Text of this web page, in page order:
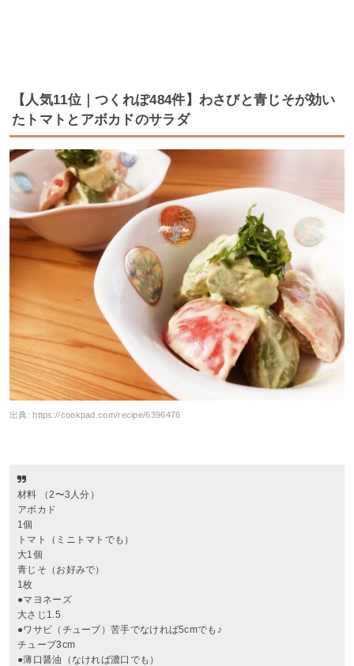
【人気11位｜つくれぽ484件】わさびと青じそが効い
たトマトとアボカドのサラダ
出典:https://cookpad.com/recipe/6396476
材料 （2〜3人分）
アボカド
1個
トマト（ミニトマトでも）
大1個
青じそ（お好みで）
1枚
●マヨネーズ
大さじ1.5
●ワサビ（チューブ）苦手でなければ5cmでも♪
チューブ3cm
●薄口醤油（なければ濃口でも）